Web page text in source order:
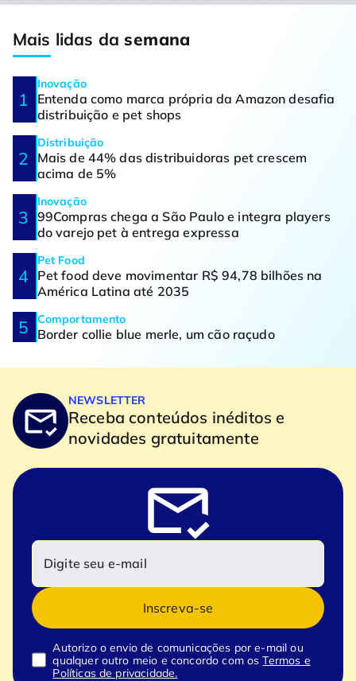
Mais lidas dasemana
Inovação
Entenda como marca própria da Amazon desafia
distribuição e pet shops
Distribuição
Mais de 44% das distribuidoras pet crescem
acima de 5%
Inovação
99Compras chega a São Paulo e integra players
do varejo pet à entrega expressa
Pet Food
Pet food deve movimentar R$ 94,78 bilhões na
América Latina até 2035
Comportamento
Border collie blue merle, um cão raçudo
NEWSLETTER
Receba conteúdos inéditos e
novidades gratuitamente
Inscreva-se
Autorizo o envio de comunicações por e-mail ou
qualquer outro meio e concordo com osTermos e
Políticas de privacidade.